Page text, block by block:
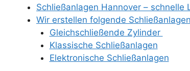
Schließanlagen Hannover – schnelle
Wir erstellen folgende
Gleichschließende Zylinder
Klassische Schließanlagen
Elektronische Schließanlagen